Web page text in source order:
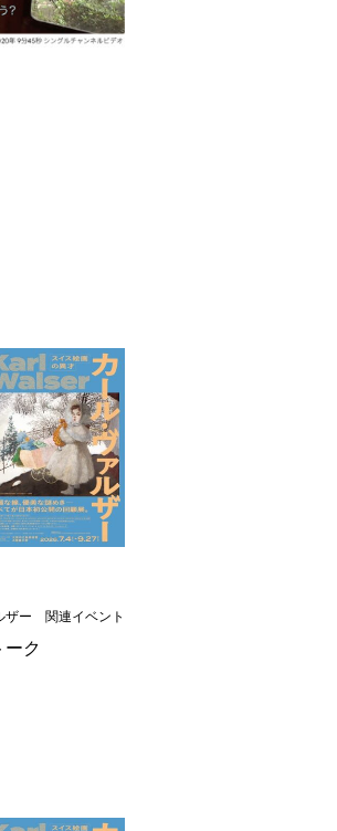
ザー 関連イベント
ク